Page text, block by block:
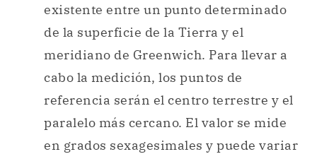
existente entre un punto determinado
de la superficie de la Tierra y el
meridiano de Greenwich. Para llevar a
cabo la medición, los puntos de
referencia serán el centro terrestre y el
paralelo más cercano. El valor se mide
en grados sexagesimales y puede variar